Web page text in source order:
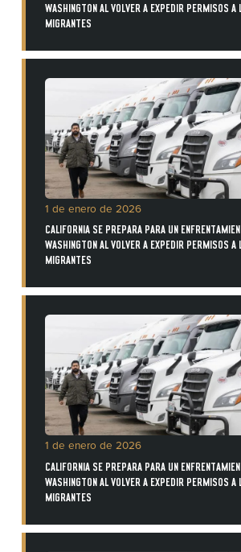
WASHINGTON AL VOLVER A EXPEDIR PERMISOS A
MIGRANTES
1 de enero de 2026
CALIFORNIA SE PREPARA PARA UN
WASHINGTON AL VOLVER A EXPEDIR PERMISOS A
MIGRANTES
1 de enero de 2026
CALIFORNIA SE PREPARA PARA UN
WASHINGTON AL VOLVER A EXPEDIR PERMISOS A
MIGRANTES